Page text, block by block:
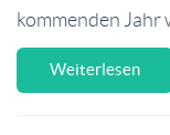
kommenden
Weiterlesen